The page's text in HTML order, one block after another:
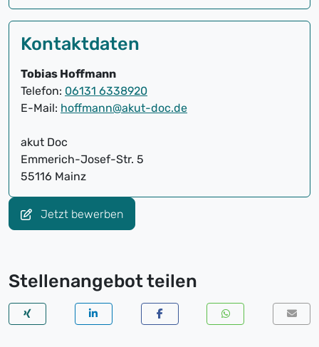
Kontaktdaten
Tobias Hoffmann
Telefon: 06131 6338920
E-Mail: hoffmann@akut-doc.de
akut Doc
Emmerich-Josef-Str. 5
55116 Mainz
Jetzt bewerben
Stellenangebot teilen